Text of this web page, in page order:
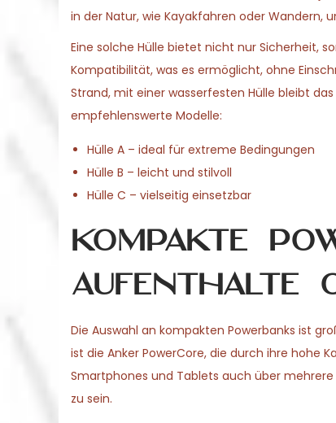
in der Natur, wie Kayakfahren oder Wandern,
Eine solche Hülle bietet nicht nur Sicherheit,
Kompatibilität, was es ermöglicht, ohne
Strand, mit einer wasserfesten Hülle bleibt
empfehlenswerte Modelle:
Hülle A – ideal für extreme Bedingungen
Hülle B – leicht und stilvoll
Hülle C – vielseitig einsetzbar
Kompakte
Aufenthalte
Die Auswahl an kompakten Powerbanks ist
ist die Anker PowerCore, die durch ihre hohe
Smartphones und Tablets auch über
zu sein.